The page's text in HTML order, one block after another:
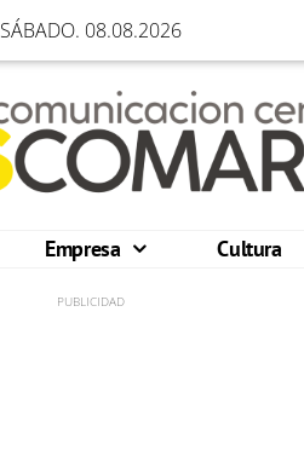
SÁBADO. 08.08.2026
Empresa Cultura